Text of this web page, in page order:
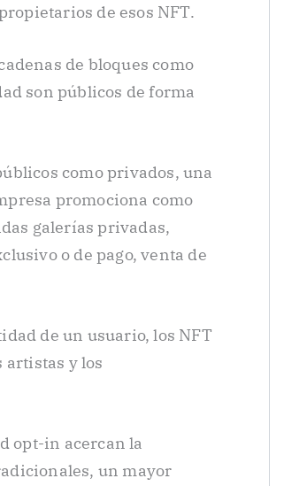
de esos NFT.
de bloques como
son públicos de forma
como privados, una
promociona como
galerías privadas,
o de pago, venta de
de un usuario, los NFT
artistas y los
opt-in acercan la
un mayor